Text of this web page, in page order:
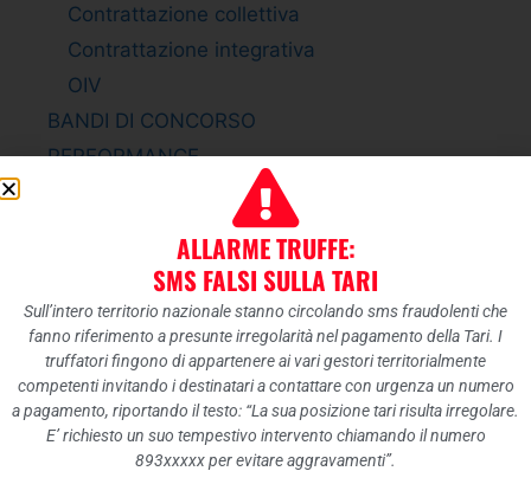
Contrattazione collettiva
Contrattazione integrativa
OIV
BANDI DI CONCORSO
PERFORMANCE
Sistema di misurazione e valutazione della
Piano della Performance
Relazione sulla Performance
Ammontare complessivo dei premi
Dati relativi ai premi
ENTI CONTROLLATI
Enti pubblici vigilati
Società partecipate
ALLARME TRUFFE:
SMS FALSI SULLA TARI
Sull’intero territorio nazionale stanno circolando sms fraudolenti che
fanno riferimento a presunte irregolarità nel pagamento della Tari. I
truffatori fingono di appartenere ai vari gestori territorialmente
competenti invitando i destinatari a contattare con urgenza un numero
a pagamento, riportando il testo: “La sua posizione tari risulta irregolare.
E’ richiesto un suo tempestivo intervento chiamando il numero
893xxxxx per evitare aggravamenti”.